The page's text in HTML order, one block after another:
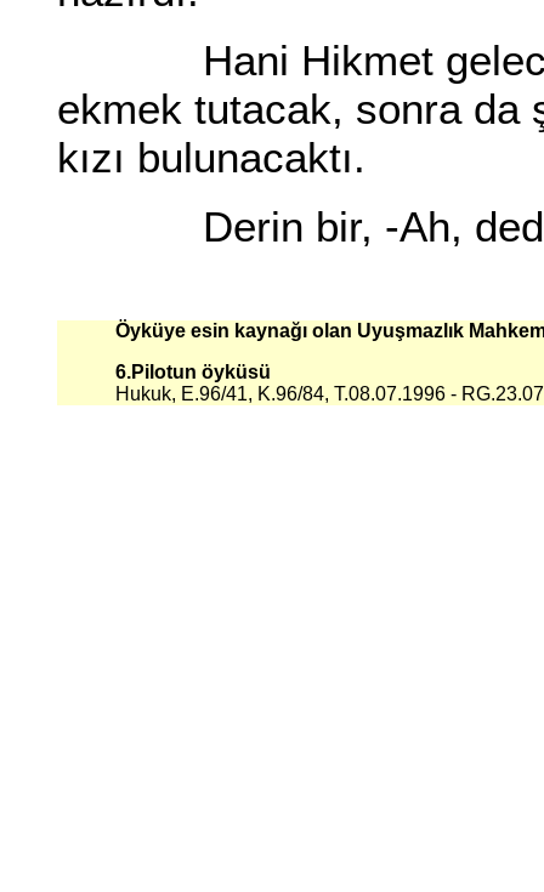
Hani Hikmet
ekmek tutacak, sonra da
kızı bulunacaktı.
Derin bir, -Ah, dedi
Öyküye esin kaynağı olan Uyuşmazlık
6.Pilotun öyküsü
Hukuk, E.96/41, K.96/84, T.08.07.1996 -